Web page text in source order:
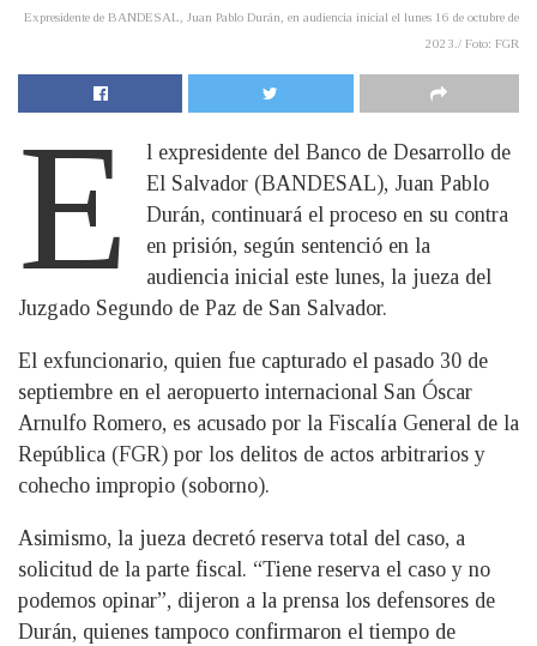
Expresidente de BANDESAL, Juan Pablo Durán, en audiencia inicial el lunes 16 de octubre de
2023./ Foto: FGR
E
l expresidente del Banco de Desarrollo de
El Salvador (BANDESAL), Juan Pablo
Durán, continuará el proceso en su contra
en prisión, según sentenció en la
audiencia inicial este lunes, la jueza del
Juzgado Segundo de Paz de San Salvador.
El exfuncionario, quien fue capturado el pasado 30 de
septiembre en el aeropuerto internacional San Óscar
Arnulfo Romero, es acusado por la Fiscalía General de la
República (FGR) por los delitos de actos arbitrarios y
cohecho impropio (soborno).
Asimismo, la jueza decretó reserva total del caso, a
solicitud de la parte fiscal. “Tiene reserva el caso y no
podemos opinar”, dijeron a la prensa los defensores de
Durán, quienes tampoco confirmaron el tiempo de